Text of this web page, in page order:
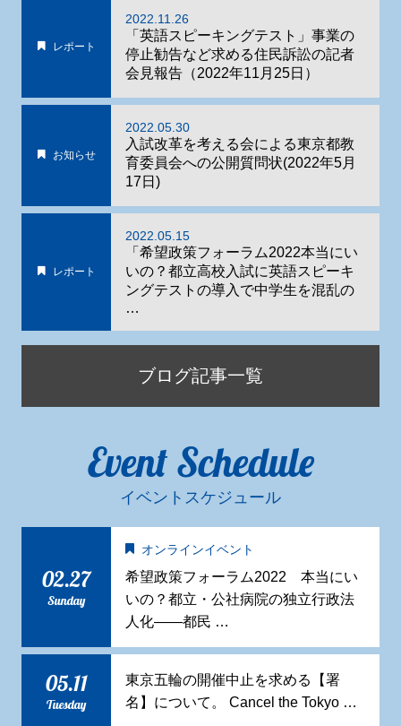
レポート
2022.11.26
「英語スピーキングテスト」事業の
停止勧告など求める住民訴訟の記者
会見報告（2022年11月25日）
お知らせ
2022.05.30
入試改革を考える会による東京都教
育委員会への公開質問状(2022年5月
17日)
レポート
2022.05.15
「希望政策フォーラム2022本当にい
いの？都立高校入試に英語スピーキ
ングテストの導入で中学生を混乱の
…
ブログ記事一覧
Event Schedule
イベントスケジュール
02.27
Sunday
オンラインイベント
希望政策フォーラム2022 本当にい
いの？都立・公社病院の独立行政法
人化——都民 …
05.11
Tuesday
東京五輪の開催中止を求める【署
名】について。 Cancel the Tokyo …